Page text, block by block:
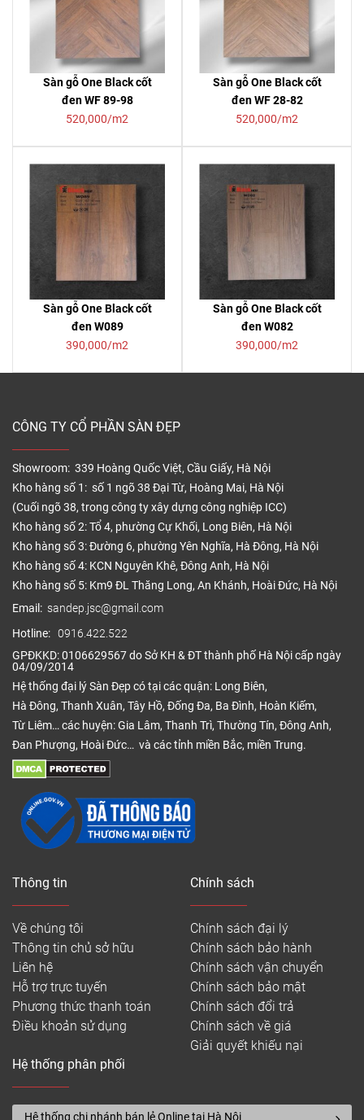
Sàn gỗ One Black cốt
đen WF 89-98
520,000/m2
Sàn gỗ One Black cốt
đen WF 28-82
520,000/m2
Sàn gỗ One Black cốt
đen W089
390,000/m2
Sàn gỗ One Black cốt
đen W082
390,000/m2
CÔNG TY CỔ PHẦN SÀN ĐẸP
Showroom: 339 Hoàng Quốc Việt, Cầu Giấy, Hà Nội
Kho hàng số 1: số 1 ngõ 38 Đại Từ, Hoàng Mai, Hà Nội
(Cuối ngõ 38, trong công ty xây dựng công nghiệp ICC)
Kho hàng số 2: Tổ 4, phường Cự Khối, Long Biên, Hà Nội
Kho hàng số 3: Đường 6, phường Yên Nghĩa, Hà Đông, Hà Nội
Kho hàng số 4: KCN Nguyên Khê, Đông Anh, Hà Nội
Kho hàng số 5: Km9 ĐL Thăng Long, An Khánh, Hoài Đức, Hà Nội
Email: sandep.jsc@gmail.com
Hotline: 0916.422.522
GPĐKKD: 0106629567 do Sở KH & ĐT thành phố Hà Nội cấp ngày
04/09/2014
Hệ thống đại lý Sàn Đẹp có tại các quận: Long Biên,
Hà Đông, Thanh Xuân, Tây Hồ, Đống Đa, Ba Đình, Hoàn Kiếm,
Từ Liêm… các huyện: Gia Lâm, Thanh Trì, Thường Tín, Đông Anh,
Đan Phượng, Hoài Đức… và các tỉnh miền Bắc, miền Trung.
Thông tin
Về chúng tôi
Thông tin chủ sở hữu
Liên hệ
Hỗ trợ trực tuyến
Phương thức thanh toán
Điều khoản sử dụng
Chính sách
Chính sách đại lý
Chính sách bảo hành
Chính sách vận chuyển
Chính sách bảo mật
Chính sách đổi trả
Chính sách về giá
Giải quyết khiếu nại
Hệ thống phân phối
Hệ thống chi nhánh bán lẻ Online tại Hà Nội